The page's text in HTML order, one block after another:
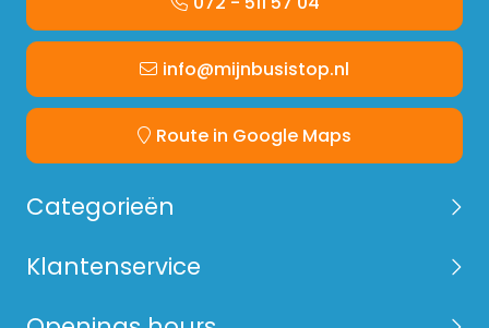
info@mijnbusistop.nl
Route in Google Maps
Categorieën
Klantenservice